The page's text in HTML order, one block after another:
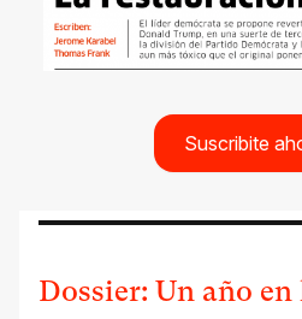
Suscribite
Dossier: Un año